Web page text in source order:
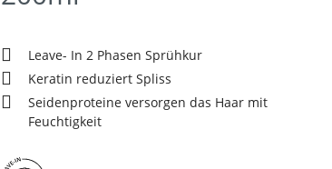
Leave- In 2 Phasen Sprühkur
Keratin reduziert Spliss
Seidenproteine versorgen das Haar mit
Feuchtigkeit